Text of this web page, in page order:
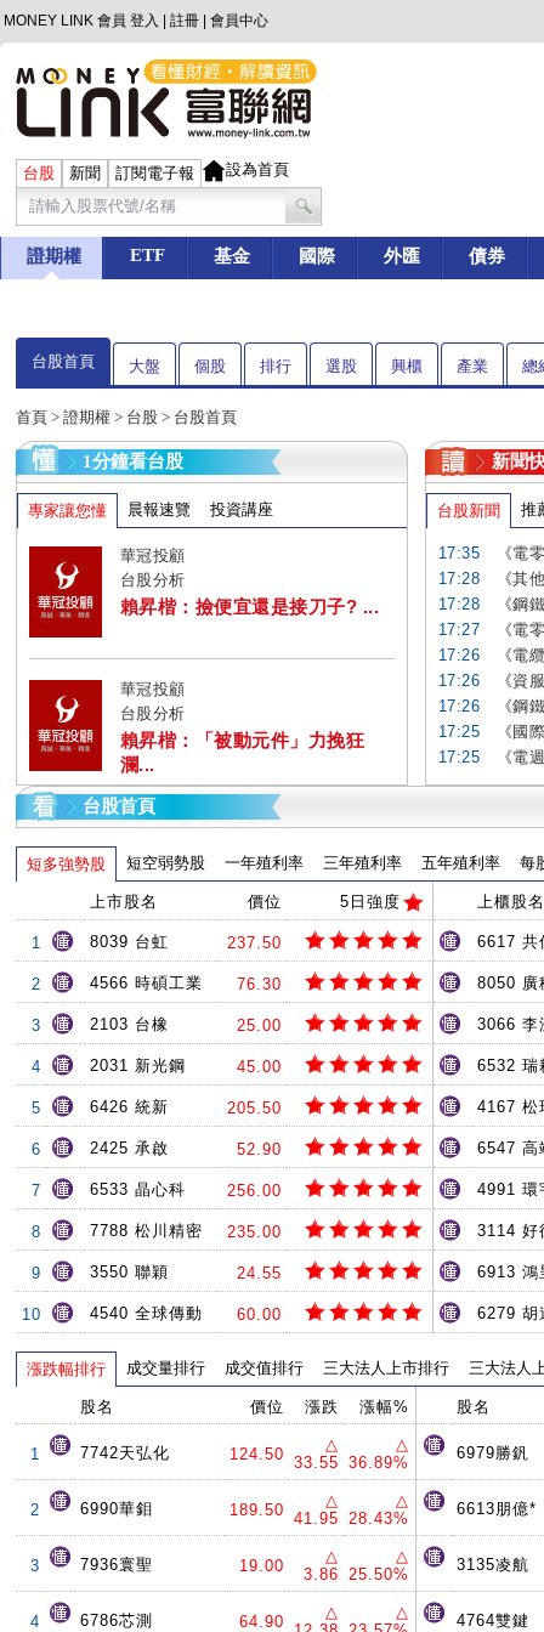
MONEY LINK 會員 登入 註冊 會員中心
台股 新聞 訂閱電子報 設為首頁
證期權 ETF 基金 國際 外匯 債券
台股首頁 大盤 個股 排行 選股 興櫃 產業 總
首頁 > 證期權 > 台股 > 台股首頁
1分鐘看台股
專家讓您懂 晨報速覽 投資講座
華冠投顧
台股分析
賴昇楷：撿便宜還是接刀子? ...
華冠投顧
台股分析
賴昇楷：「被動元件」力挽狂
瀾...
新聞
台股新聞 推
17:35
《電
17:28
《其
17:28
《鋼
17:27
《電
17:26
《電
17:26
《資
17:26
《鋼
17:25
《國
17:25
《電
台股首頁
短多強勢股 短空弱勢股 一年殖利率 三年殖利率 五年殖利率 每
上市股名 價位 5日強度
1 8039 台虹 237.50
2 4566 時碩工業 76.30
3 2103 台橡 25.00
4 2031 新光鋼 45.00
5 6426 統新 205.50
6 2425 承啟 52.90
7 6533 晶心科 256.00
8 7788 松川精密 235.00
9 3550 聯穎 24.55
10 4540 全球傳動 60.00
上櫃股名
6617 共
8050 廣
3066 李
6532 瑞
4167 松
6547 高
4991 環
3114 好
6913 鴻
6279 胡
漲跌幅排行 成交量排行 成交值排行 三大法人上市排行 三大法人
股名 價位 漲跌 漲幅%
1 7742天弘化 124.50
△
33.55
△
36.89%
2 6990華鉬 189.50
△
41.95
△
28.43%
3 7936寰聖 19.00
△
3.86
△
25.50%
4 6786芯測 64.90
△
△
股名
6979勝釩
6613朋億*
3135凌航
4764雙鍵